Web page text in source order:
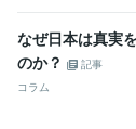
なぜ日本は真実
のか？
記事
コラム